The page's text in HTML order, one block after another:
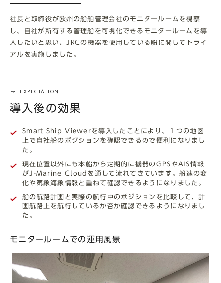
社長と取締役が欧州の船舶管理会社のモニタールームを視察
し、自社が所有する管理船を可視化できるモニタールームを導
入したいと思い、JRCの機器を使用している船に関してトライ
アルを実施しました。
導入後の効果
Smart Ship Viewerを導入したことにより、１つの地図
上で自社船のポジションを確認できるので便利になりまし
た。
現在位置以外にも本船から定期的に機器のGPSやAIS情報
がJ-Marine Cloudを通して流れてきています。船速の変
化や気象海象情報と重ねて確認できるようになりました。
船の航路計画と実際の航行中のポジションを比較して、計
画航路上を航行しているか否か確認できるようになりまし
た。
モニタールームでの運用風景